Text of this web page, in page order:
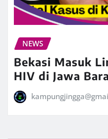
NEWS
Bekasi Masuk
HIV di Jawa